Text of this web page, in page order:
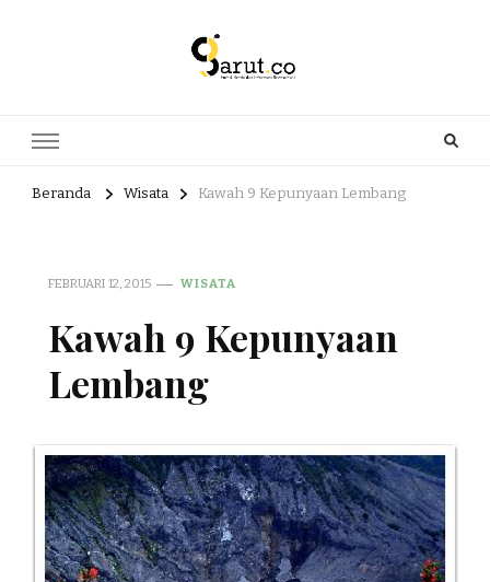
Beranda Wisata Kawah 9 Kepunyaan Lembang
FEBRUARI 12, 2015 WISATA
Kawah 9 Kepunyaan
Lembang